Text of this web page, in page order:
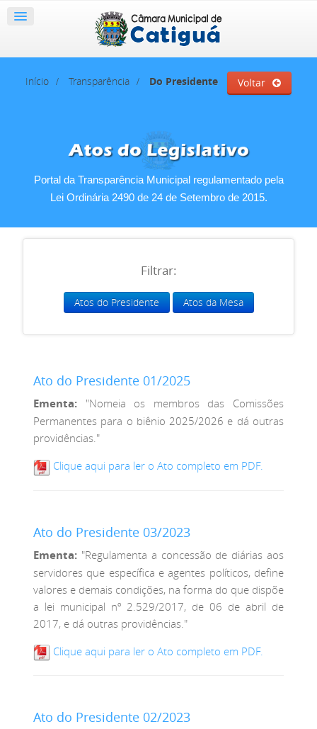
Início Transparência Do Presidente Voltar
Portal da Transparência Municipal regulamentado pela
Lei Ordinária 2490 de 24 de Setembro de 2015.
Filtrar:
Atos do Presidente Atos da Mesa
Ato do Presidente 01/2025
Ementa:"Nomeia os membros das Comissões
Permanentes para o biênio 2025/2026 e dá outras
providências."
Clique aqui para ler o Ato completo em PDF.
Ato do Presidente 03/2023
Ementa:"Regulamenta a concessão de diárias aos
servidores que específica e agentes políticos, define
valores e demais condições, na forma do que dispõe
a lei municipal nº 2.529/2017, de 06 de abril de
2017, e dá outras providências."
Clique aqui para ler o Ato completo em PDF.
Ato do Presidente 02/2023